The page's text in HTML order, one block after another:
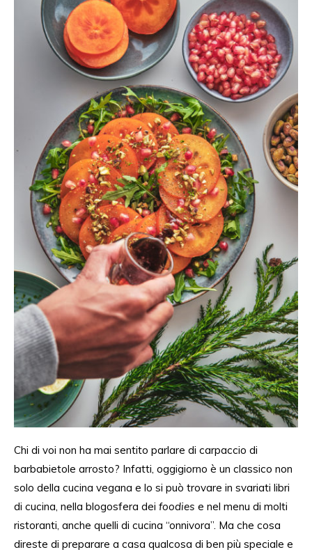
Chi di voi non ha mai sentito parlare di carpaccio di
barbabietole arrosto? Infatti, oggigiorno è un classico non
solo della cucina vegana e lo si può trovare in svariati libri
di cucina, nella blogosfera dei foodies e nel menu di molti
ristoranti, anche quelli di cucina “onnivora”. Ma che cosa
direste di preparare a casa qualcosa di ben più speciale e